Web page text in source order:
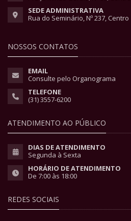
SEDE ADMINISTRATIVA
Rua do Seminário, Nº 237, Centro
NOSSOS CONTATOS
EMAIL
Consulte pelo Organograma
TELEFONE
(31) 3557-6200
ATENDIMENTO AO PÚBLICO
DIAS DE ATENDIMENTO
Segunda à Sexta
HORÁRIO DE ATENDIMENTO
De 7:00 às 18:00
REDES SOCIAIS